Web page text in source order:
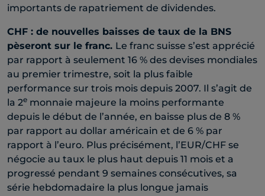
importants de rapatriement de dividendes.
CHF : de nouvelles baisses de taux de la BNS
pèseront sur le franc. Le franc suisse s’est apprécié
par rapport à seulement 16 % des devises mondiales
au premier trimestre, soit la plus faible
performance sur trois mois depuis 2007. Il s’agit de
la 2e monnaie majeure la moins performante
depuis le début de l’année, en baisse plus de 8 %
par rapport au dollar américain et de 6 % par
rapport à l’euro. Plus précisément, l’EUR/CHF se
négocie au taux le plus haut depuis 11 mois et a
progressé pendant 9 semaines consécutives, sa
série hebdomadaire la plus longue jamais